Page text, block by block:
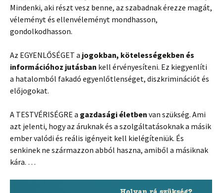
Mindenki, aki részt vesz benne, az szabadnak érezze magát,
véleményt és ellenvéleményt mondhasson,
gondolkodhasson.
Az EGYENLŐSÉGET a jogokban, kötelességekben és
információhoz jutásban kell érvényesíteni. Ez kiegyenlíti
a hatalomból fakadó egyenlőtlenséget, diszkriminációt és
előjogokat.
A TESTVÉRISÉGRE a gazdasági életben van szükség. Ami
azt jelenti, hogy az áruknak és a szolgáltatásoknak a másik
ember valódi és reális igényeit kell kielégíteniük. És
senkinek ne származzon abból haszna, amiből a másiknak
kára. …